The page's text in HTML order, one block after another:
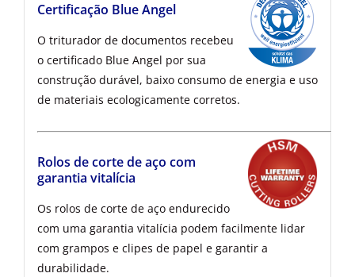
Certificação Blue Angel
O triturador de documentos recebeu
o certificado Blue Angel por sua
construção durável, baixo consumo de energia e uso
de materiais ecologicamente corretos.
Rolos de corte de aço com
garantia vitalícia
Os rolos de corte de aço endurecido
com uma garantia vitalícia podem facilmente lidar
com grampos e clipes de papel e garantir a
durabilidade.